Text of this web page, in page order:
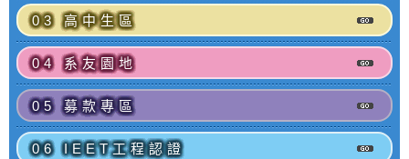
03 高中生區
04 系友園地
05 募款專區
06 IEET工程認證